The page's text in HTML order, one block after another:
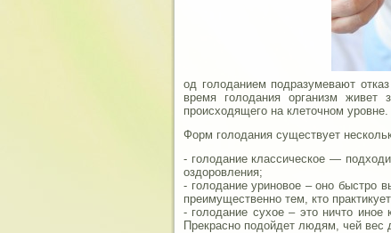
од голоданием подразумевают
время голодания организм живет
происходящего на клеточном уровне.
Форм голодания существует
- голодание классическое —
оздоровления;
- голодание уриновое – оно быстро
преимущественно тем, кто
- голодание сухое – это ничто
Прекрасно подойдет людям, чей вес